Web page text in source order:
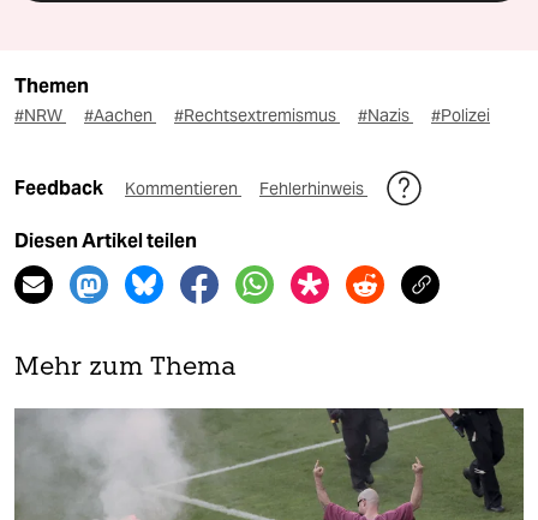
Themen
#NRW #Aachen #Rechtsextremismus #Nazis #Polizei
Feedback Kommentieren Fehlerhinweis
Diesen Artikel teilen
Mehr zum Thema